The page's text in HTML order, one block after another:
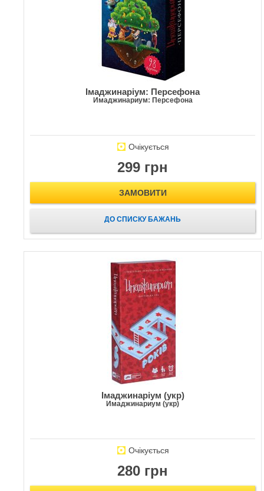
Імаджинаріум: Персефона
Имаджинариум: Персефона
Очікується
299 грн
ЗАМОВИТИ
ДО СПИСКУ БАЖАНЬ
Імаджинаріум (укр)
Имаджинариум (укр)
Очікується
280 грн